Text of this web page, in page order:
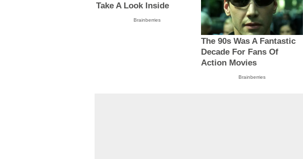
Take A Look Inside
Brainberries
The 90s Was A Fantastic
Decade For Fans Of
Action Movies
Brainberries